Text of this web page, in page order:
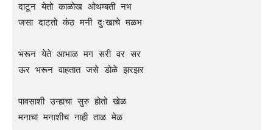
दाटून येतो काळोख ओथम्बती नभ
जसा दाटतो कंठ मनी दुःखाचे मळभ
भरून येते आभाळ मग सरी वर सर
ऊर भरून वाहतात जसे डोळे झरझर
पावसाशी उन्हाचा सुरु होतो खेळ
मनाचा मनाशीच नाही ताळ मेळ